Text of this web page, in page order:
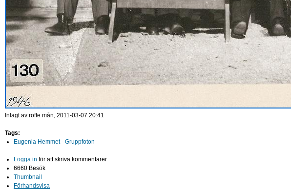
Inlagt av roffe mån, 2011-03-07 20:41
Tags:
Eugenia Hemmet - Gruppfoton
Logga in för att skriva kommentarer
6660 Besök
Thumbnail
Förhandsvisa